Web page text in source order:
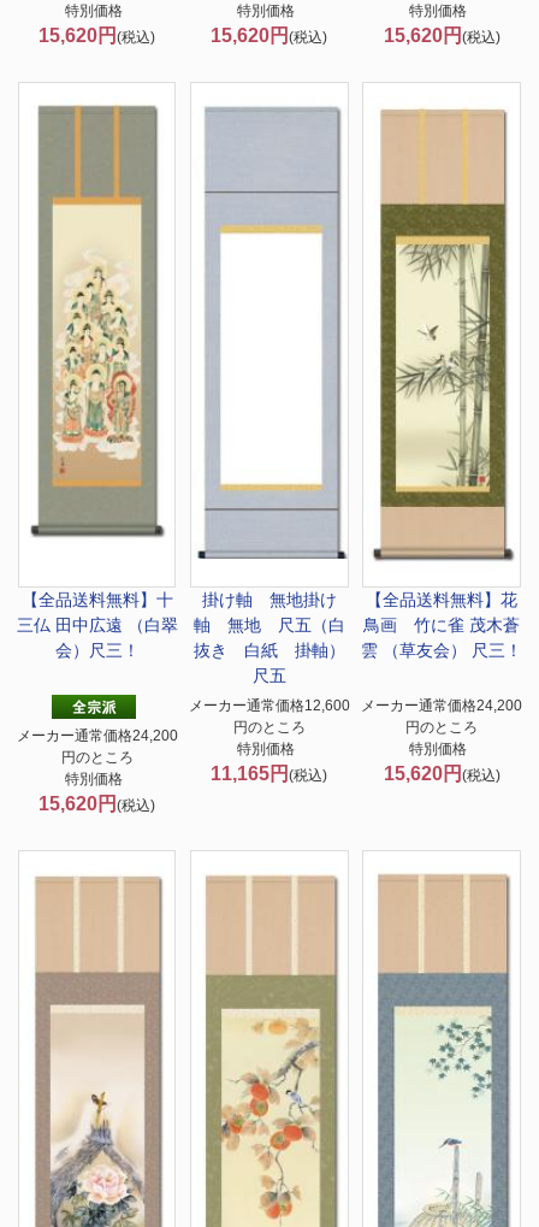
特別価格
15,620円(税込)
特別価格
15,620円(税込)
特別価格
15,620円 (税込)
【全品送料無料】 十
三仏 田中広遠 （白翠
会）尺三！
メーカー通常価格24,200
円のところ
特別価格
15,620円(税込)
掛け軸 無地掛け
軸 無地 尺五（白
抜き 白紙 掛軸）
尺五
メーカー通常価格12,600
円のところ
特別価格
11,165円(税込)
【全品送料無料】花
鳥画 竹に雀 茂木蒼
雲 （草友会） 尺三！
メーカー通常価格24,200
円のところ
特別価格
15,620円 (税込)